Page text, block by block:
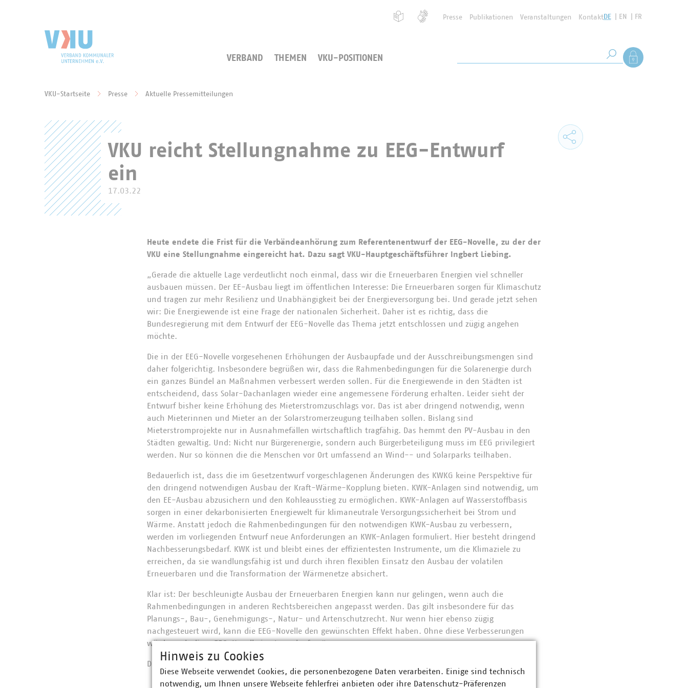
Presse Publikationen Veranstaltungen KontaktDE EN FR
VERBAND THEMEN VKU-POSITIONEN Suche starten
Als Mitglied
VKU-Startseite Presse Aktuelle Pressemitteilungen
VKU reicht Stellungnahme zu EEG-Entwurf
ein
17.03.22
Heute endete die Frist für die Verbändeanhörung zum Referentenentwurf der EEG-Novelle, zu der der
VKU eine Stellungnahme eingereicht hat. Dazu sagt VKU-Hauptgeschäftsführer Ingbert Liebing.
„Gerade die aktuelle Lage verdeutlicht noch einmal, dass wir die Erneuerbaren Energien viel schneller
ausbauen müssen. Der EE-Ausbau liegt im öffentlichen Interesse: Die Erneuerbaren sorgen für Klimaschutz
und tragen zur mehr Resilienz und Unabhängigkeit bei der Energieversorgung bei. Und gerade jetzt sehen
wir: Die Energiewende ist eine Frage der nationalen Sicherheit. Daher ist es richtig, dass die
Bundesregierung mit dem Entwurf der EEG-Novelle das Thema jetzt entschlossen und zügig angehen
möchte.
Die in der EEG-Novelle vorgesehenen Erhöhungen der Ausbaupfade und der Ausschreibungsmengen sind
daher folgerichtig. Insbesondere begrüßen wir, dass die Rahmenbedingungen für die Solarenergie durch
ein ganzes Bündel an Maßnahmen verbessert werden sollen. Für die Energiewende in den Städten ist
entscheidend, dass Solar-Dachanlagen wieder eine angemessene Förderung erhalten. Leider sieht der
Entwurf bisher keine Erhöhung des Mieterstromzuschlags vor. Das ist aber dringend notwendig, wenn
auch Mieterinnen und Mieter an der Solarstromerzeugung teilhaben sollen. Bislang sind
Mieterstromprojekte nur in Ausnahmefällen wirtschaftlich tragfähig. Das hemmt den PV-Ausbau in den
Städten gewaltig. Und: Nicht nur Bürgerenergie, sondern auch Bürgerbeteiligung muss im EEG privilegiert
werden. Nur so können die die Menschen vor Ort umfassend an Wind-- und Solarparks teilhaben.
Bedauerlich ist, dass die im Gesetzentwurf vorgeschlagenen Änderungen des KWKG keine Perspektive für
den dringend notwendigen Ausbau der Kraft-Wärme-Kopplung bieten. KWK-Anlagen sind notwendig, um
den EE-Ausbau abzusichern und den Kohleausstieg zu ermöglichen. KWK-Anlagen auf Wasserstoffbasis
sorgen in einer dekarbonisierten Energiewelt für klimaneutrale Versorgungssicherheit bei Strom und
Wärme. Anstatt jedoch die Rahmenbedingungen für den notwendigen KWK-Ausbau zu verbessern,
werden im vorliegenden Entwurf neue Anforderungen an KWK-Anlagen formuliert. Hier besteht dringend
Nachbesserungsbedarf. KWK ist und bleibt eines der effizientesten Instrumente, um die Klimaziele zu
erreichen, da sie wandlungsfähig ist und durch ihren flexiblen Einsatz den Ausbau der volatilen
Erneuerbaren und die Transformation der Wärmenetze absichert.
Klar ist: Der beschleunigte Ausbau der Erneuerbaren Energien kann nur gelingen, wenn auch die
Rahmenbedingungen in anderen Rechtsbereichen angepasst werden. Das gilt insbesondere für das
Planungs-, Bau-, Genehmigungs-, Natur- und Artenschutzrecht. Nur wenn hier ebenso zügig
nachgesteuert wird, kann die EEG-Novelle den gewünschten Effekt haben. Ohne diese Verbesserungen
würde auch diese EEG-Novelle ins Leere laufen.“
Die VKU-Stellungnahme finden Sie
Hinweis zu Cookies
Diese Webseite verwendet Cookies, die personenbezogene Daten verarbeiten. Einige sind technisch
notwendig, um Ihnen unsere Webseite fehlerfrei anbieten oder ihre Datenschutz-Präferenzen